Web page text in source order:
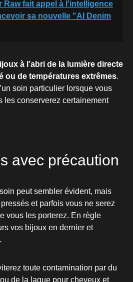
Raw fait appel à l'intelligence
sa nouvelle "AI Denim
à l’abri de la lumière directe
ou de températures extrêmes.
soin particulier lorsque vous
les conserverez certainement
avec précaution
peut sembler évident, mais
et parfois vous ne serez
vous les porterez. En règle
vos bijoux en dernier et
toute contamination par du
de la laque pour cheveux et